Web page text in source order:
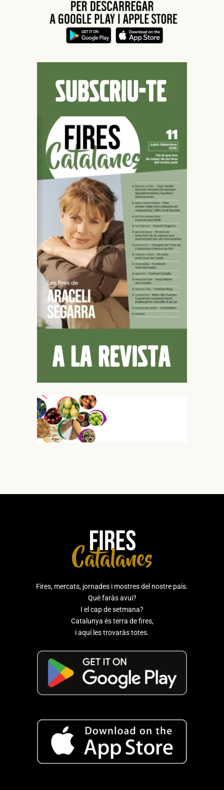
Fires, mercats, jornades i mostres del nostre país.
Què faràs avui?
I el cap de setmana?
Catalunya és terra de fires,
i aquí les trovaràs totes.